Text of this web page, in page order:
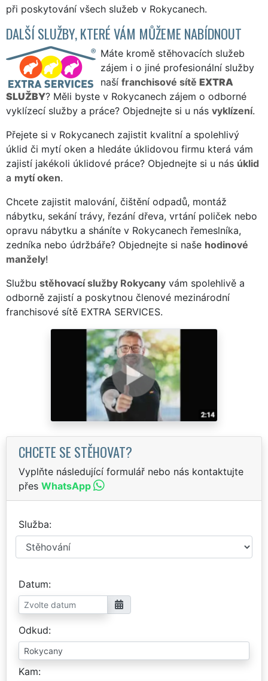
při poskytování všech služeb v Rokycanech.
DALŠÍ SLUŽBY, KTERÉ VÁM MŮŽEME NABÍDNOUT
Máte kromě stěhovacích služeb
zájem i o jiné profesionální služby
naší franchisové sítě EXTRA
SLUŽBY? Měli byste v Rokycanech zájem o odborné
vyklízecí služby a práce? Objednejte si u nás vyklízení.
Přejete si v Rokycanech zajistit kvalitní a spolehlivý
úklid či mytí oken a hledáte úklidovou firmu která vám
zajistí jakékoli úklidové práce? Objednejte si u nás úklid
a mytí oken.
Chcete zajistit malování, čištění odpadů, montáž
nábytku, sekání trávy, řezání dřeva, vrtání poliček nebo
opravu nábytku a sháníte v Rokycanech řemeslníka,
zedníka nebo údržbáře? Objednejte si naše hodinové
manžely!
Službu stěhovací služby Rokycany vám spolehlivě a
odborně zajistí a poskytnou členové mezinárodní
franchisové sítě EXTRA SERVICES.
CHCETE SE STĚHOVAT?
Vyplňte následující formulář nebo nás kontaktujte
přes WhatsApp
Služba
Datum
Odkud
Kam